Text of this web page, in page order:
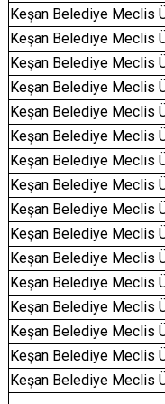
Keşan Belediye Meclis
Keşan Belediye Meclis
Keşan Belediye Meclis
Keşan Belediye Meclis
Keşan Belediye Meclis
Keşan Belediye Meclis
Keşan Belediye Meclis
Keşan Belediye Meclis
Keşan Belediye Meclis
Keşan Belediye Meclis
Keşan Belediye Meclis
Keşan Belediye Meclis
Keşan Belediye Meclis
Keşan Belediye Meclis
Keşan Belediye Meclis
Keşan Belediye Meclis